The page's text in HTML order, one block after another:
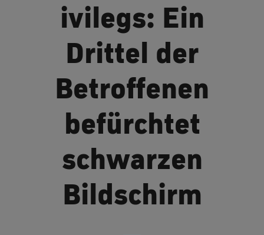
ivilegs: Ein
Drittel der
Betroffenen
befürchtet
schwarzen
Bildschirm